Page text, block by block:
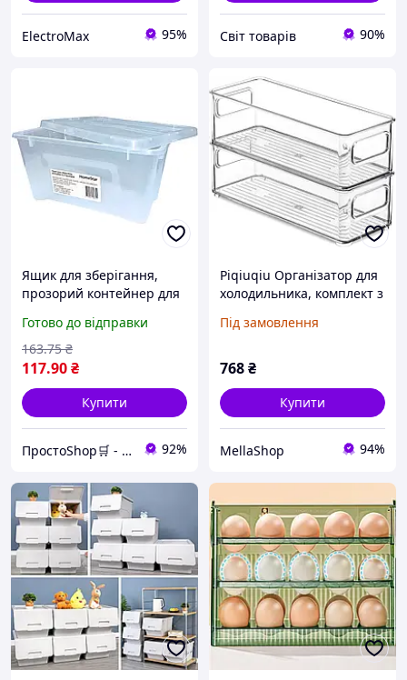
ElectroMax 95% Cвіт товарів 90%
Ящик для зберігання,
прозорий контейнер для
вдома, зручний та
практичний аксесуар
Готово до відправки
117.90₴
163.75 ₴
Купити
ПростоShop🛒 - онлайн магазин простих товарів💡 92%
Piqiuqiu Організатор для
холодильника, комплект з
ручкою, система
розміри 25 х
Під замовлення
768₴
Купити
MellaShop 94%